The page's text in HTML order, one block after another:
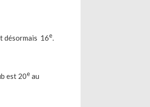
désormais 16e.
est 20e au